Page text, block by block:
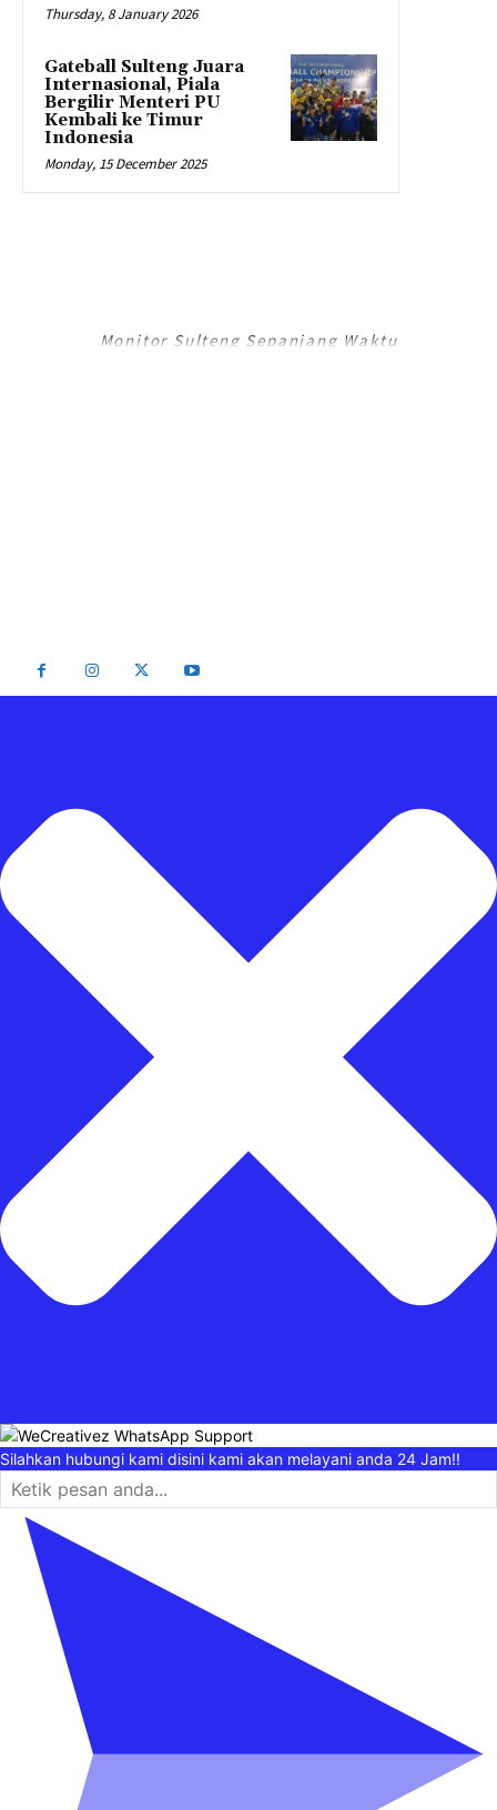
Thursday, 8 January 2026
Gateball Sulteng Juara
Internasional, Piala
Bergilir Menteri PU
Kembali ke Timur
Indonesia
Monday, 15 December 2025
Monitor Sulteng Sepanjang Waktu
Silahkan hubungi kami disini kami akan melayani anda 24 Jam!!